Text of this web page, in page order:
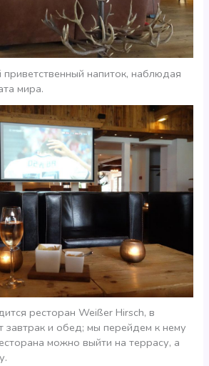
напиток, наблюдая
мира.
ресторан Weißer Hirsch, в
завтрак и обед; мы перейдем к нему
можно выйти на террасу, а